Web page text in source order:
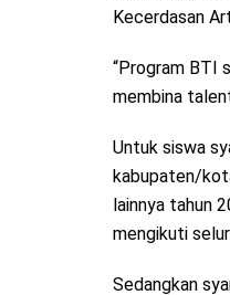
Kecerdasan
“Program BTI
membina
Untuk siswa
kabupaten/
lainnya tahun
mengikuti
Sedangkan